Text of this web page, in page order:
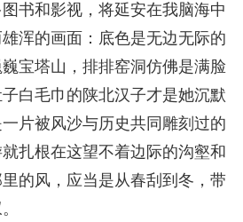
书和影视，将延安在我脑海中
浑的画面：底色是无边无际的
宝塔山，排排窑洞仿佛是满脸
白毛巾的陕北汉子才是她沉默
片被风沙与历史共同雕刻过的
扎根在这望不着边际的沟壑和
的风，应当是从春刮到冬，带